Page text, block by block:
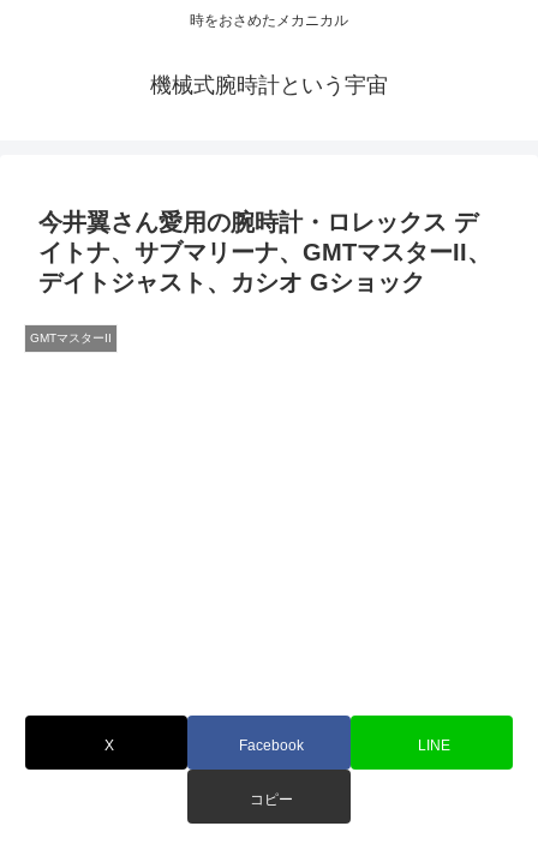
時をおさめたメカニカル
機械式腕時計という宇宙
今井翼さん愛用の腕時計・ロレックス デ
イトナ、サブマリーナ、GMTマスターII、
デイトジャスト、カシオ Gショック
GMTマスターII
X Facebook LINE
コピー